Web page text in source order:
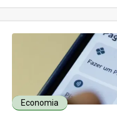
Economia